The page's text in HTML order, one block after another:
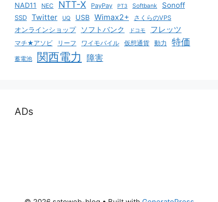
NAD11 NEC NTT-X PayPay PT3 Softbank Sonoff
SSD Twitter UQ USB Wimax2+ さくらのVPS
オンラインショップ ソフトバンク ドコモ フレッツ
マチ★アソビ リーフ ワイモバイル 仮想通貨 動力 特価
蓄電池 関西電力 障害
ADs